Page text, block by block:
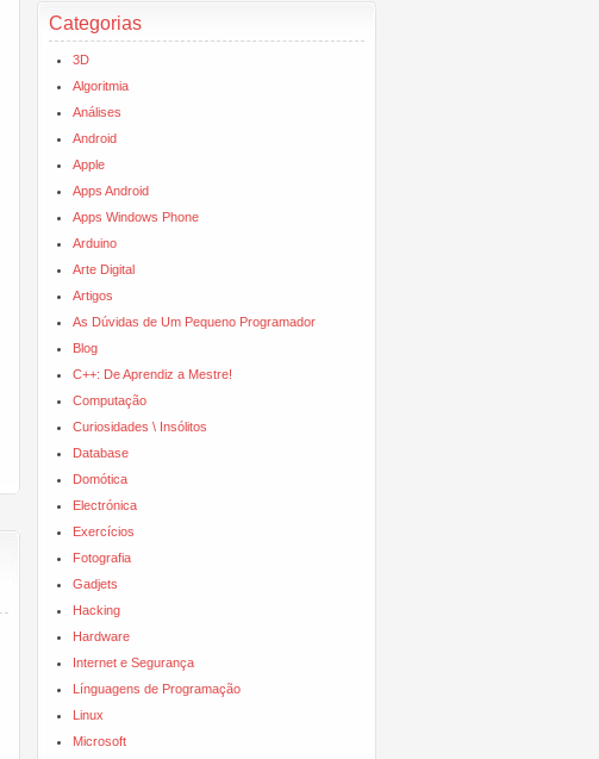
Categorias
3D
Algoritmia
Análises
Android
Apple
Apps Android
Apps Windows Phone
Arduino
Arte Digital
Artigos
As Dúvidas de Um Pequeno Programador
Blog
C++: De Aprendiz a Mestre!
Computação
Curiosidades \ Insólitos
Database
Domótica
Electrónica
Exercícios
Fotografia
Gadjets
Hacking
Hardware
Internet e Segurança
Línguagens de Programação
Linux
Microsoft